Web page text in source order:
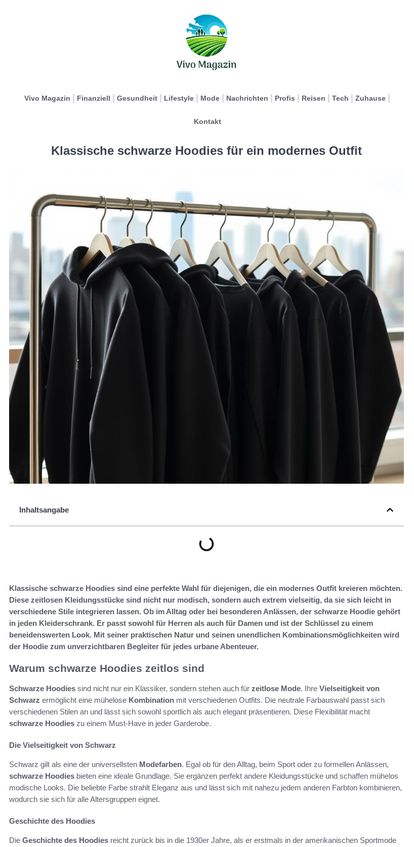
Vivo Magazin Finanziell Gesundheit Lifestyle Mode Nachrichten Profis Reisen Tech Zuhause
Kontakt
Klassische schwarze Hoodies für ein modernes Outfit
Inhaltsangabe
Klassische schwarze Hoodies sind eine perfekte Wahl für diejenigen, die ein modernes Outfit kreieren möchten.
Diese zeitlosen Kleidungsstücke sind nicht nur modisch, sondern auch extrem vielseitig, da sie sich leicht in
verschiedene Stile integrieren lassen. Ob im Alltag oder bei besonderen Anlässen, der schwarze Hoodie gehört
in jeden Kleiderschrank. Er passt sowohl für Herren als auch für Damen und ist der Schlüssel zu einem
beneidenswerten Look. Mit seiner praktischen Natur und seinen unendlichen Kombinationsmöglichkeiten wird
der Hoodie zum unverzichtbaren Begleiter für jedes urbane Abenteuer.
Warum schwarze Hoodies zeitlos sind
Schwarze Hoodies sind nicht nur ein Klassiker, sondern stehen auch für zeitlose Mode. Ihre Vielseitigkeit von
Schwarz ermöglicht eine mühelose Kombination mit verschiedenen Outfits. Die neutrale Farbauswahl passt sich
verschiedenen Stilen an und lässt sich sowohl sportlich als auch elegant präsentieren. Diese Flexibilität macht
schwarze Hoodies zu einem Must-Have in jeder Garderobe.
Die Vielseitigkeit von Schwarz
Schwarz gilt als eine der universellsten Modefarben. Egal ob für den Alltag, beim Sport oder zu formellen Anlässen,
schwarze Hoodies bieten eine ideale Grundlage. Sie ergänzen perfekt andere Kleidungsstücke und schaffen mühelos
modische Looks. Die beliebte Farbe strahlt Eleganz aus und lässt sich mit nahezu jedem anderen Farbton kombinieren,
wodurch sie sich für alle Altersgruppen eignet.
Geschichte des Hoodies
Die Geschichte des Hoodies reicht zurück bis in die 1930er Jahre, als er erstmals in der amerikanischen Sportmode